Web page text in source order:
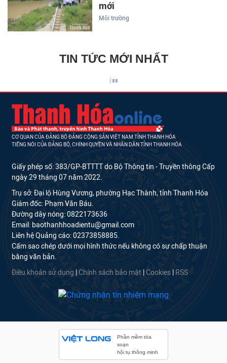
mới
Môi trường
TIN TỨC MỚI NHẤT
CƠ QUAN CỦA ĐẢNG BỘ ĐẢNG CỘNG SẢN VIỆT NAM TỈNH THANH HÓA
TIẾNG NÓI CỦA ĐẢNG BỘ, CHÍNH QUYỀN VÀ NHÂN DÂN TỈNH THANH HÓA
Giấy phép số: 383/GP-BTTTT do Bộ Thông tin - Truyền thông Cấp
ngày 29 tháng 07 năm 2022.
Trụ sở: Đại lộ Hùng Vương, phường Hạc Thành, tỉnh Thanh Hóa
Giám đốc: Phạm Văn Báu.
Đường dây nóng: 0822173636
Email: baothanhhoadientu@gmail.com
Liên hệ Quảng cáo: 02373858885.
Cấm sao chép dưới mọi hình thức nếu không có sự chấp thuận
bằng văn bản.
Điều khoản sử dụng Chính sách bảo mật Cookies RSS
Phần mềm tòa
soạn
hội tụ thông minh